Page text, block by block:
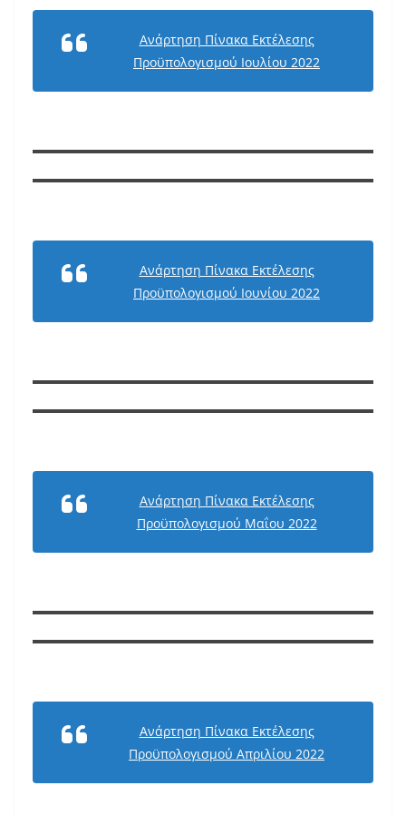
Ανάρτηση Πίνακα Εκτέλεσης
Προϋπολογισμού Ιουλίου 2022
Ανάρτηση Πίνακα Εκτέλεσης
Προϋπολογισμού Ιουνίου 2022
Ανάρτηση Πίνακα Εκτέλεσης
Προϋπολογισμού Μαΐου 2022
Ανάρτηση Πίνακα Εκτέλεσης
Προϋπολογισμού Απριλίου 2022